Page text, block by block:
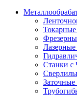
Токарные
Лазерные
Станки
Заточные